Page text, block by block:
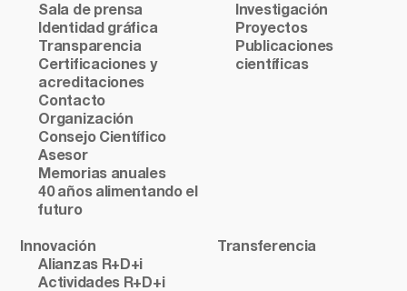
Sala de prensa
Identidad gráfica
Transparencia
Certificaciones y
acreditaciones
Contacto
Organización
Consejo Científico
Asesor
Memorias anuales
40 años alimentando el
futuro
Investigación
Proyectos
Publicaciones
científicas
Innovación
Alianzas R+D+i
Actividades R+D+i
Transferencia